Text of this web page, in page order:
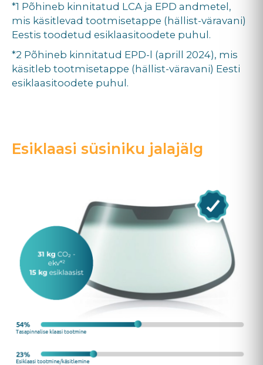
*1 Põhineb kinnitatud LCA ja EPD andmetel,
mis käsitlevad tootmisetappe (hällist-väravani)
Eestis toodetud esiklaasitoodete puhul.
*2 Põhineb kinnitatud EPD-l (aprill 2024), mis
käsitleb tootmisetappe (hällist-väravani) Eesti
esiklaasitoodete puhul.
Esiklaasi süsiniku jalajälg